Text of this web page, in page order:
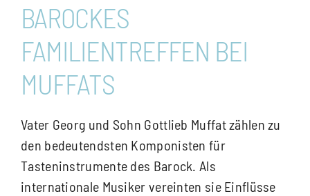
BAROCKES
FAMILIENTREFFEN BEI
MUFFATS
Vater Georg und Sohn Gottlieb Muffat zählen zu
den bedeutendsten Komponisten für
Tasteninstrumente des Barock. Als
internationale Musiker vereinten sie Einflüsse